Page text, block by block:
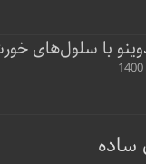
با سلول‌های
ساده